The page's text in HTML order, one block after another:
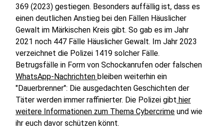
369 (2023) gestiegen. Besonders auffällig ist, dass es
einen deutlichen Anstieg bei den Fällen Häuslicher
Gewalt im Märkischen Kreis gibt. So gab es im Jahr
2021 noch 447 Fälle Häuslicher Gewalt. Im Jahr 2023
verzeichnet die Polizei 1419 solcher Fälle.
Betrugsfälle in Form von Schockanrufen oder falschen
WhatsApp-Nachrichten bleiben weiterhin ein
"Dauerbrenner": Die ausgedachten Geschichten der
Täter werden immer raffinierter. Die Polizei gibt hier
weitere Informationen zum Thema Cybercrime und wie
ihr euch davor schützen könnt.